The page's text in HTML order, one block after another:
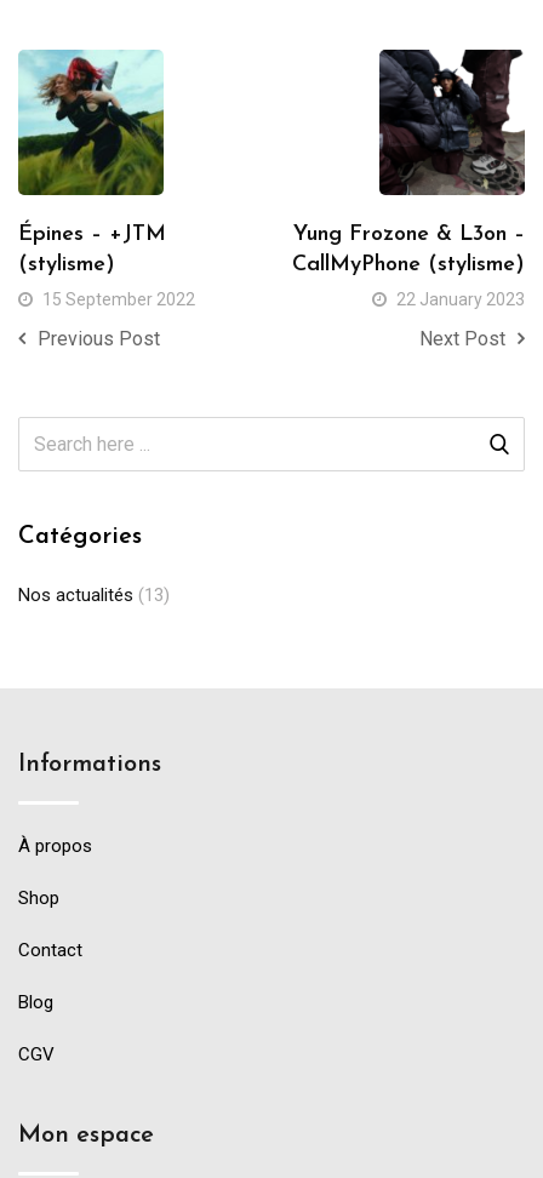
Épines – +JTM
(stylisme)
15 September 2022
Previous Post
Yung Frozone & L3on –
CallMyPhone (stylisme)
22 January 2023
Next Post
Catégories
Nos actualités (13)
Informations
À propos
Shop
Contact
Blog
CGV
Mon espace